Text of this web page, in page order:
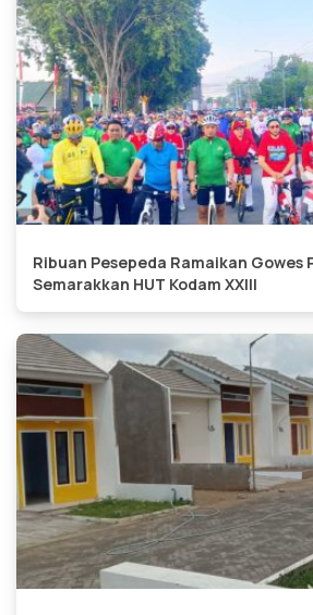
Ribuan Pesepeda Ramaikan Gowes
Semarakkan HUT Kodam XXIII